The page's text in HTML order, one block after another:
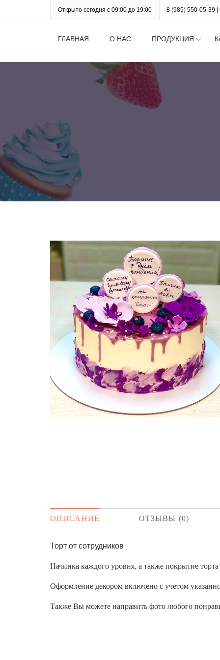
Открыто сегодня с 09:00 до 19:00 8 (985) 550-05-39
ГЛАВНАЯ О НАС ПРОДУКЦИЯ
ОПИСАНИЕ ОТЗЫВЫ (0)
Торт от сотрудников
Начинка каждого уровня, а также покрытие
Оформление декором включено с учетом
Также Вы можете направить фото любого